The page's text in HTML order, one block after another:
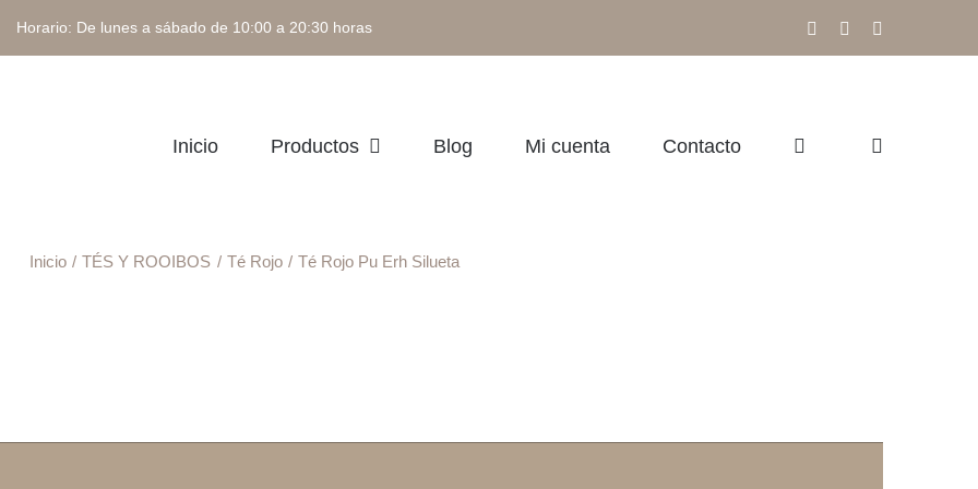
De lunes a sábado de 10:00 a 20:30 horas FacebookInstagram
Inicio Productos Blog Mi cuenta Contacto
Inicio TÉS Y ROOIBOS Té Rojo Té Rojo Pu Erh Silueta